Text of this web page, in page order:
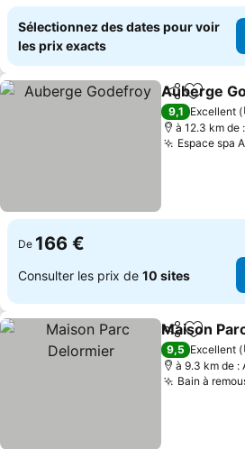
Sélectionnez des dates pour voir
les prix exacts
PartagerAjouter
Auberge
9,1 Excellent
à 12.3 km de
Espace spa
De 166 €
Consulter les prix de 10 sites
PartagerAjouter
Maison
9,5 Excellent
à 9.3 km de :
Bain à